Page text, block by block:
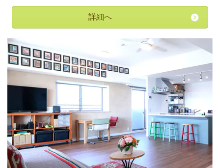
詳細へ